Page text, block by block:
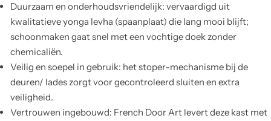
Duurzaam en onderhoudsvriendelijk: vervaardigd uit
kwalitatieve yonga levha (spaanplaat) die lang mooi blijft;
schoonmaken gaat snel met een vochtige doek zonder
chemicaliën.
Veilig en soepel in gebruik: het stoper-mechanisme bij de
deuren/ lades zorgt voor gecontroleerd sluiten en extra
veiligheid.
Vertrouwen ingebouwd: French Door Art levert deze kast met